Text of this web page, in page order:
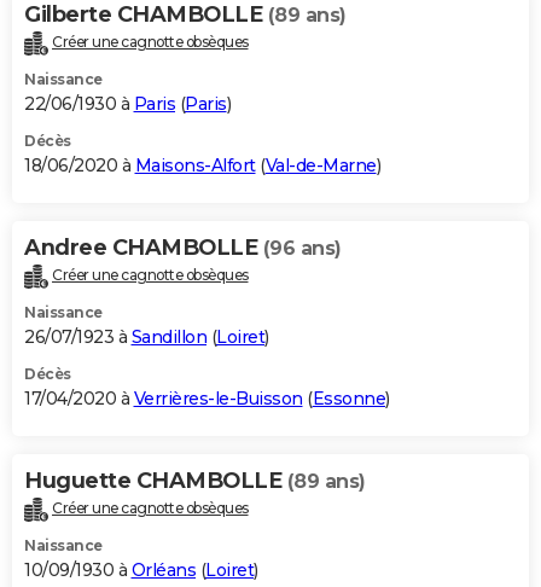
Gilberte CHAMBOLLE (89 ans)
Créer une cagnotte obsèques
Naissance
22/06/1930 à Paris (Paris)
Décès
18/06/2020 à Maisons-Alfort(Val-de-Marne)
Andree CHAMBOLLE (96 ans)
Créer une cagnotte obsèques
Naissance
26/07/1923 à Sandillon (Loiret)
Décès
17/04/2020 à Verrières-le-Buisson (Essonne)
Huguette CHAMBOLLE (89 ans)
Créer une cagnotte obsèques
Naissance
10/09/1930 à Orléans (Loiret)